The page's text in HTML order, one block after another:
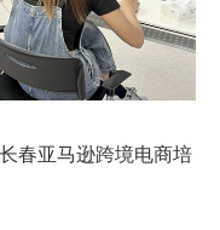
春亚马逊跨境电商培